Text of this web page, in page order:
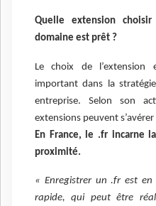
Quelle extension
domaine est prêt ?
Le choix de
important dans la
entreprise. Selon son
extensions peuvent
En France, le .fr incarne
proximité.
« Enregistrer un .fr est
rapide, qui peut être